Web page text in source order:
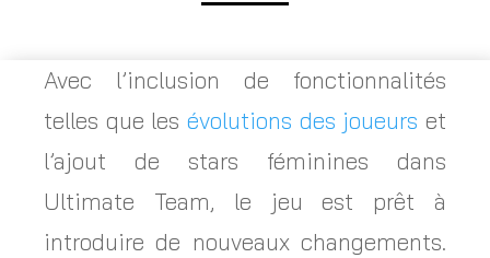
Avec l’inclusion de fonctionnalités
telles que les évolutions des joueurs et
l’ajout de stars féminines dans
Ultimate Team, le jeu est prêt à
introduire de nouveaux changements.